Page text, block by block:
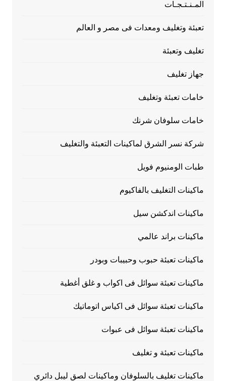
المـنـتـجـات
تعبئة وتغليف ومعدات فى مصر و العالم
تغليف وتعبئة
جهاز تغليف
خامات تعبئة وتغليف
خامات سلوفان شرنك
شركة نسر الشرق لماكينات التعبئة والتغليف
طبات الومنيوم فويل
ماكينات التغليف بالفاكيوم
ماكينات اندكشن سيل
ماكينات براند عالمي
ماكينات تعبئة حبوب وحبيبات وبودر
ماكينات تعبئة سوائل فى اكواب و غلق أغطية
ماكينات تعبئة سوائل فى اكياس اتوماتيك
ماكينات تعبئة سوائل فى عبوات
ماكينات تعبئة و تغليف
ماكينات تغليف بالسلوفان وماكينات لصق ليبل دائري